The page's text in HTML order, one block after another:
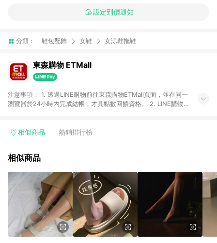
設定到價通知
分類： 鞋包配飾 女鞋 女涼鞋拖鞋
東森購物 ETMall
注意事項： 1. 透過LINE購物前往東森購物ETMall頁面，並在同一
瀏覽器於24小時內完成結帳，才具點數回饋資格。 2. LINE購物
單，皆不在點數回饋範圍內。 3. 如購買以下類別商品，將無法獲
球嚴選、商城、專案商品、「草莓網」全館商品。 4. 如取消訂
回饋。 5. 點數回饋會扣除所有折扣優惠後之最終發票金額計算，
實際回饋請依LINE購物通知為主。 6. 訂單如有使用東森購物
ETMall站內之折扣優惠(包含但不限於東森幣、樂透金、東森現金
券等)，不具點數回饋資格。詳細請依東森購物ETMall之結帳頁面
顯示為準。 7. LINE購物設有「單一商品最高回饋點數」機制(特
殊活動時開放「回饋無上限」)，以同一訂單中同一商品不論件數
計算，並依訂單成立時間當下LINE購物所設定的回饋機制為準。
相似商品 熱銷排行榜
相似商品